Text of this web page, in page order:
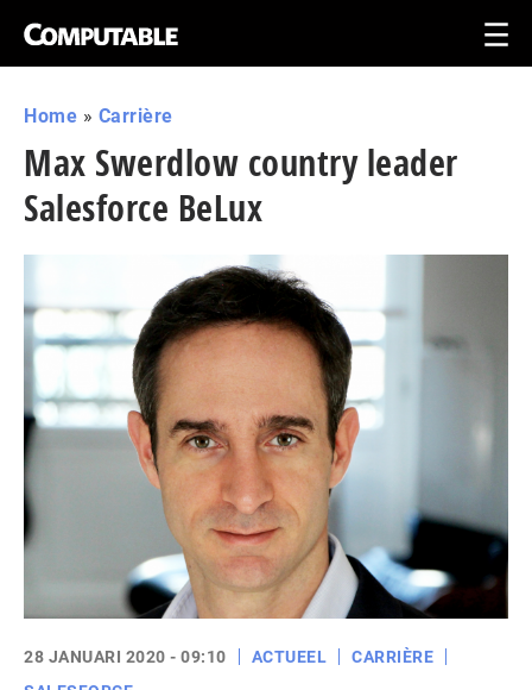
Home » Carrière
Max Swerdlow country leader
Salesforce BeLux
28 JANUARI 2020 - 09:10 ACTUEEL
CARRIÈRE